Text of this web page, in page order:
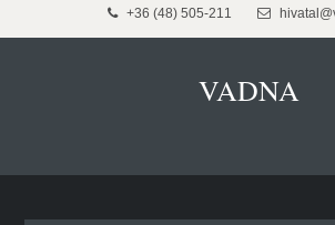
+36 (48) 505-211
VADNA